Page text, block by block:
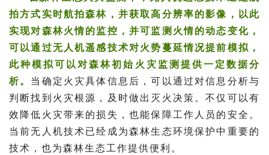
拍方式实时航拍森林，并获取高分辨率的影像，以此
实现对森林火情的监控，并可监测火情的动态变化，
可以通过无人机遥感技术对火势蔓延情况提前模拟，
此种模拟可以对森林初始火灾监测提供一定数据分
析。 当确定火灾具体信息后，可以通过对信息分析与
判断找到火灾根源，及时做出灭火决策。不仅可以有
效降低火灾带来的损失，也能保障工作人员的安全。
当前无人机技术已经成为森林生态环境保护中重要的
技术，也为森林生态工作提供便利。